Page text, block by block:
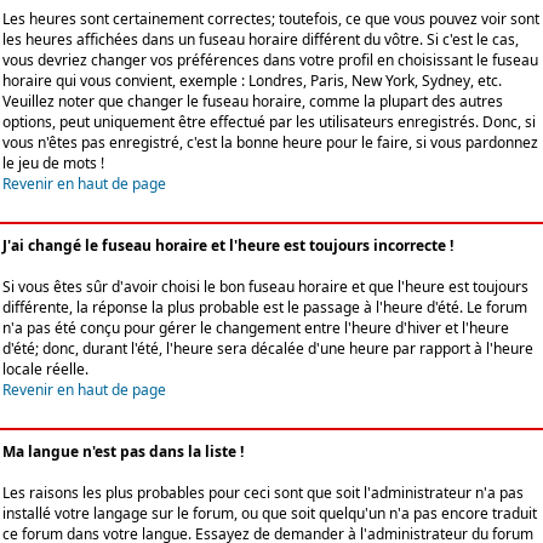
Les heures sont certainement correctes; toutefois, ce que vous pouvez voir sont
les heures affichées dans un fuseau horaire différent du vôtre. Si c'est le cas,
vous devriez changer vos préférences dans votre profil en choisissant le fuseau
horaire qui vous convient, exemple : Londres, Paris, New York, Sydney, etc.
Veuillez noter que changer le fuseau horaire, comme la plupart des autres
options, peut uniquement être effectué par les utilisateurs enregistrés. Donc, si
vous n'êtes pas enregistré, c'est la bonne heure pour le faire, si vous pardonnez
le jeu de mots !
Revenir en haut de page
J'ai changé le fuseau horaire et l'heure est toujours incorrecte !
Si vous êtes sûr d'avoir choisi le bon fuseau horaire et que l'heure est toujours
différente, la réponse la plus probable est le passage à l'heure d'été. Le forum
n'a pas été conçu pour gérer le changement entre l'heure d'hiver et l'heure
d'été; donc, durant l'été, l'heure sera décalée d'une heure par rapport à l'heure
locale réelle.
Revenir en haut de page
Ma langue n'est pas dans la liste !
Les raisons les plus probables pour ceci sont que soit l'administrateur n'a pas
installé votre langage sur le forum, ou que soit quelqu'un n'a pas encore traduit
ce forum dans votre langue. Essayez de demander à l'administrateur du forum